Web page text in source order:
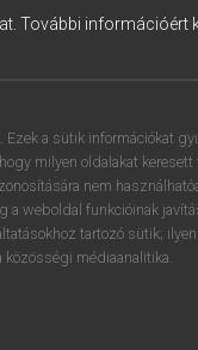
További információért
a sütik információkat
milyen oldalakat keresett
nem
a weboldal funkcióinak
tartozó sütik;
közösségi médiaanalitika.
7 8 9
z u i
j k l é
n m , .